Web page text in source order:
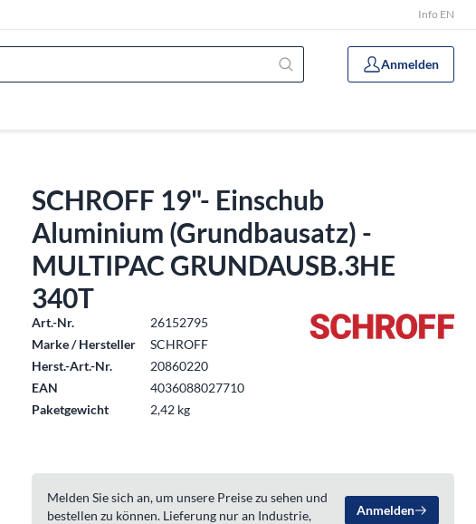
Info EN
Anmelden
SCHROFF 19"- Einschub
Aluminium (Grundbausatz) -
MULTIPAC GRUNDAUSB.3HE
340T
Art.-Nr.
26152795
Marke / Hersteller
SCHROFF
Herst.-Art.-Nr.
20860220
EAN
4036088027710
Paketgewicht
2,42 kg
Melden Sie sich an, um unsere Preise zu sehen und
bestellen zu können. Lieferung nur an Industrie,
Anmelden